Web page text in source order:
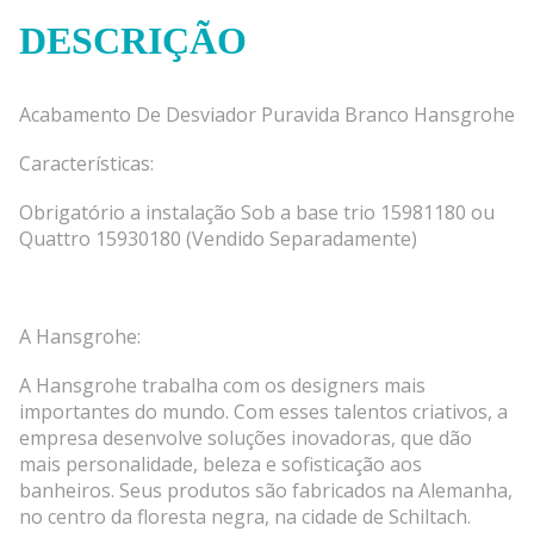
DESCRIÇÃO
Acabamento De Desviador Puravida Branco Hansgrohe
Características:
Obrigatório a instalação Sob a base trio 15981180 ou
Quattro 15930180 (Vendido Separadamente)
A Hansgrohe:
A Hansgrohe trabalha com os designers mais
importantes do mundo. Com esses talentos criativos, a
empresa desenvolve soluções inovadoras, que dão
mais personalidade, beleza e sofisticação aos
banheiros. Seus produtos são fabricados na Alemanha,
no centro da floresta negra, na cidade de Schiltach.